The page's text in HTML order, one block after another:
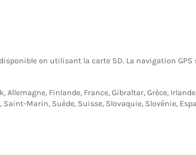
en utilisant la carte SD. La navigation
Finlande, France, Gibraltar, Grèce,
Marin, Suède, Suisse, Slovaquie, Slovénie,